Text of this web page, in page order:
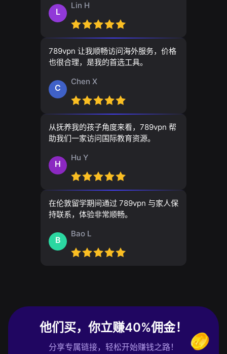
L
Lin H
789vpn 让我顺畅访问海外服务，价格
也很合理，是我的首选工具。
C
Chen X
从抚养我的孩子角度来看，789vpn 帮
助我们一家访问国际教育资源。
H
Hu Y
在伦敦留学期间通过 789vpn 与家人保
持联系，体验非常顺畅。
B
Bao L
他们买，你立赚40%佣金！
分享专属链接，轻松开始赚钱之路！